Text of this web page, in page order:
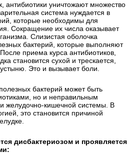
антибиотики уничтожают множество
система нуждается в
которые необходимы для
Сокращение их числа оказывает
Слизистая оболочка
бактерий, которые выполняют
приема курса антибиотиков,
становится сухой и трескается,
Это и вызывает боли.
бактерий может быть
но и неправильным
желудочно-кишечной системы. В
это становится причиной
дисбактериозом и проявляется